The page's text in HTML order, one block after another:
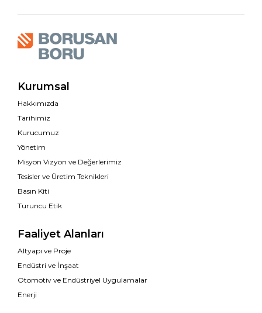
Kurumsal
Hakkımızda
Tarihimiz
Kurucumuz
Yönetim
Misyon Vizyon ve Değerlerimiz
Tesisler ve Üretim Teknikleri
Basın Kiti
Turuncu Etik
Faaliyet Alanları
Altyapı ve Proje
Endüstri ve İnşaat
Otomotiv ve Endüstriyel Uygulamalar
Enerji